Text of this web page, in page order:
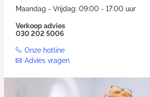
Maandag - Vrijdag: 09:00 - 17:00 uur
Verkoop advies
030 202 5006
Onze hotline
Advies vragen